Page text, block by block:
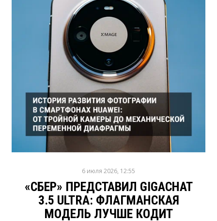
6 июля 2026, 12:55
«СБЕР» ПРЕДСТАВИЛ GIGACHAT
3.5 ULTRA: ФЛАГМАНСКАЯ
МОДЕЛЬ ЛУЧШЕ КОДИТ